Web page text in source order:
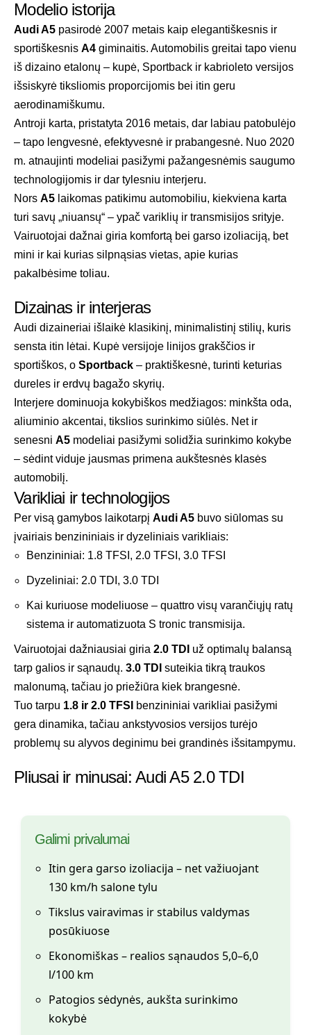
Modelio istorija
Audi A5 pasirodė 2007 metais kaip elegantiškesnis ir
sportiškesnis A4 giminaitis. Automobilis greitai tapo vienu
iš dizaino etalonų – kupė, Sportback ir kabrioleto versijos
išsiskyrė tiksliomis proporcijomis bei itin geru
aerodinamiškumu.
Antroji karta, pristatyta 2016 metais, dar labiau patobulėjo
– tapo lengvesnė, efektyvesnė ir prabangesnė. Nuo 2020
m. atnaujinti modeliai pasižymi pažangesnėmis saugumo
technologijomis ir dar tylesniu interjeru.
Nors A5 laikomas patikimu automobiliu, kiekviena karta
turi savų „niuansų“ – ypač variklių ir transmisijos srityje.
Vairuotojai dažnai giria komfortą bei garso izoliaciją, bet
mini ir kai kurias silpnąsias vietas, apie kurias
pakalbėsime toliau.
Dizainas ir interjeras
Audi dizaineriai išlaikė klasikinį, minimalistinį stilių, kuris
sensta itin lėtai. Kupė versijoje linijos grakščios ir
sportiškos, o Sportback – praktiškesnė, turinti keturias
dureles ir erdvų bagažo skyrių.
Interjere dominuoja kokybiškos medžiagos: minkšta oda,
aliuminio akcentai, tikslios surinkimo siūlės. Net ir
senesni A5 modeliai pasižymi solidžia surinkimo kokybe
– sėdint viduje jausmas primena aukštesnės klasės
automobilį.
Varikliai ir technologijos
Per visą gamybos laikotarpį Audi A5 buvo siūlomas su
įvairiais benzininiais ir dyzeliniais varikliais:
Benzininiai: 1.8 TFSI, 2.0 TFSI, 3.0 TFSI
Dyzeliniai: 2.0 TDI, 3.0 TDI
Kai kuriuose modeliuose – quattro visų varančiųjų ratų
sistema ir automatizuota S tronic transmisija.
Vairuotojai dažniausiai giria 2.0 TDI už optimalų balansą
tarp galios ir sąnaudų. 3.0 TDI suteikia tikrą traukos
malonumą, tačiau jo priežiūra kiek brangesnė.
Tuo tarpu 1.8 ir 2.0 TFSI
benzininiai varikliai pasižymi
gera dinamika, tačiau ankstyvosios versijos turėjo
problemų su alyvos deginimu bei grandinės išsitampymu.
Pliusai ir minusai: Audi A5 2.0 TDI
Galimi privalumai
Itin gera garso izoliacija – net važiuojant
130 km/h salone tylu
Tikslus vairavimas ir stabilus valdymas
posūkiuose
Ekonomiškas – realios sąnaudos 5,0–6,0
l/100 km
Patogios sėdynės, aukšta surinkimo
kokybė